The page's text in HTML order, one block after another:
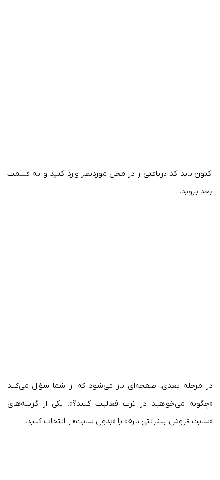
اکنون باید کد دریافتی را در محل موردنظر وارد کنید و به قسمت
بعد بروید.
در مرحله بعدی، صفحه‌ای باز می‌شود که از شما سؤال می‌کند
«چگونه می‌خواهید در ترب فعالیت کنید؟». یکی از گزینه‌های
«سایت فروش اینترنتی دارم» یا «بدون سایت» را انتخاب کنید.